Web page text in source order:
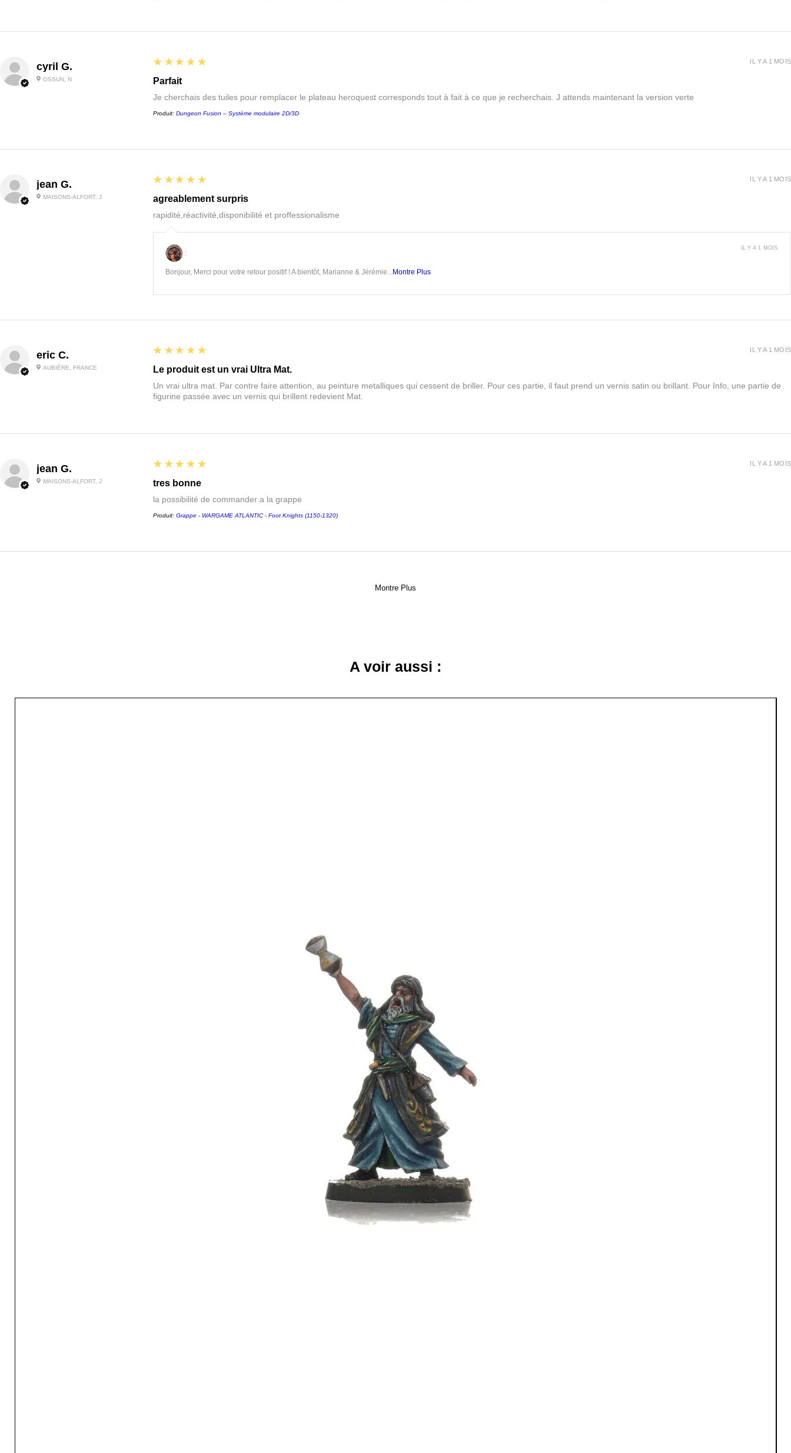
cyril G.
OSSUN, N
5
★★★★★
Parfait
Je cherchais des tuiles pour remplacer le plateau heroquest corresponds tout à fait à ce que je recherchais. J attends maintenant la version verte
Produit: Dungeon Fusion – Système modulaire 2D/3D
IL Y A 1 MOIS
jean G.
MAISONS-ALFORT, J
5
★★★★★
agreablement surpris
rapidité,réactivité,disponibilité et proffessionalisme
IL Y A 1 MOIS
:
Bonjour, Merci pour votre retour positif ! A bientôt, Marianne & Jérémie...Montre Plus
IL Y A 1 MOIS
eric C.
AUBIÈRE, FRANCE
5
★★★★★
Le produit est un vrai Ultra Mat.
Un vrai ultra mat. Par contre faire attention, au peinture metalliques qui cessent de briller. Pour ces partie, il faut prend un vernis satin ou brillant. Pour Info, une partie de
figurine passée avec un vernis qui brillent redevient Mat.
IL Y A 1 MOIS
jean G.
MAISONS-ALFORT, J
5
★★★★★
tres bonne
la possibilité de commander a la grappe
Produit: Grappe - WARGAME ATLANTIC - Foot Knights (1150-1320)
IL Y A 1 MOIS
Montre Plus
A voir aussi :